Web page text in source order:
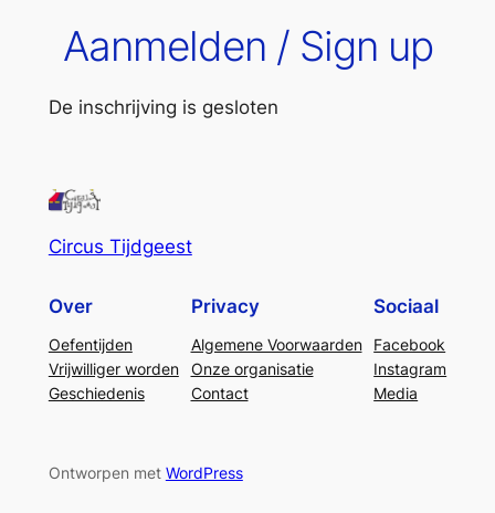
Aanmelden / Sign up
De inschrijving is gesloten
Circus Tijdgeest
Over
Oefentijden
Vrijwilliger worden
Geschiedenis
Privacy
Algemene Voorwaarden
Onze organisatie
Contact
Sociaal
Facebook
Instagram
Media
Ontworpen met WordPress